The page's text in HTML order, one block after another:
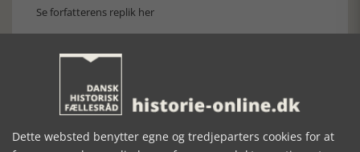
Se forfatterens replik her
Forrige artikel
Dette websted benytter egne og tredjeparters cookies for at